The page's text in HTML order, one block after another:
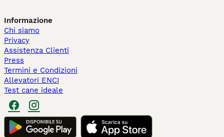
Informazione
Chi siamo
Privacy
Assistenza Clienti
Press
Termini e Condizioni
Allevatori ENCI
Test cane ideale